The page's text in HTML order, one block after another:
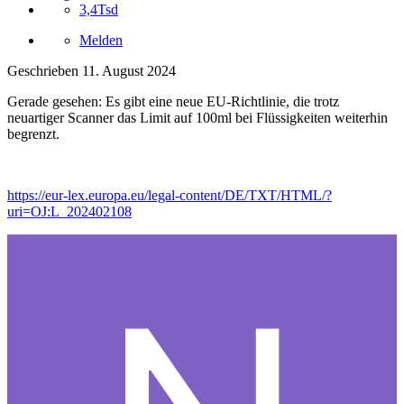
3,4Tsd
Melden
Geschrieben 11. August 2024
Gerade gesehen: Es gibt eine neue EU-Richtlinie, die trotz
neuartiger Scanner das Limit auf 100ml bei Flüssigkeiten weiterhin
begrenzt.
https://eur-lex.europa.eu/legal-content/DE/TXT/HTML/?
uri=OJ:L_202402108